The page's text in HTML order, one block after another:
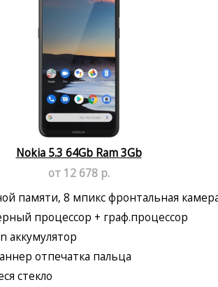
Nokia 5.3 64Gb Ram 3Gb
от 12 678 р.
памяти, 8 мпикс фронтальная
процессор + граф.процессор
аккумулятор
отпечатка пальца
стекло